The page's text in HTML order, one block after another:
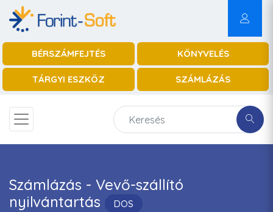
BÉRSZÁMFEJTÉS KÖNYVELÉS
TÁRGYI ESZKÖZ SZÁMLÁZÁS
Számlázás - Vevő-szállító
nyilvántartás
DOS